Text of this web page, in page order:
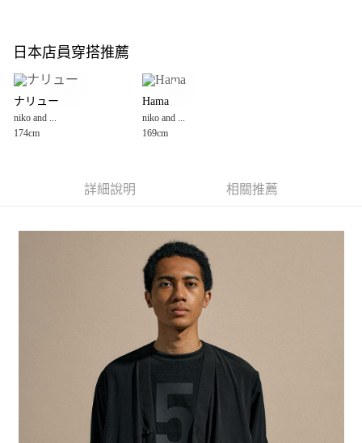
全盈+PAY
大哥付你分期
【大哥付你分期使用說明】
1.本服務由台灣大哥大提供，台灣大哥大用戶可立即使用無須另外申請。
2.付款方式選擇「大哥付你分期」，訂單成立後會自動跳轉到大哥付的交易
3.實際核准額度、可分期數及費用金額請依後續交易確認頁面所載為準。
4.訂單成立30分鐘內，如未前往確認交易或遇審核未通過，訂單將自動取
1.分期款項不併入電信帳單，「大哥付你分期」於每月結算日後寄送繳費提
2.透過簡訊連結打開帳單後，可選擇「超商條碼／台灣大直營門市／銀行轉
帳／街口支付／iPASS MONEY」等通路繳費。
1.本服務係由「台灣大哥大股份有限公司」（以下簡稱本公司）所提供，讓
用戶於交易時，得透過本服務購買商品或服務，並由商店將買賣／分期付款
買賣價金債權讓與本公司後，依約使用本公司帳單繳交帳款。
2.基於同意付款使用「大哥付你分期」之契約關係目的，商店將以您的個人
資料（包含姓名、電話或地址）提供予台灣大哥大進項蒐集、處理及利用，
由本公司與您本人進行分期帳單所需資料之確認、核對及更正。
3.完整用戶服務條款，請詳閱以下連結： https://oppay.tw/userRule
AFTEE先享後付
３．安心：先確認商品／服務後，再付款。
【「AFTEE先享後付」結帳流程】
１．於結帳方式選擇「AFTEE先享後付」後，將跳轉至「AFTEE先享後付」
結帳頁面，進行簡訊認證並確認金額後，即可完成結帳。
２．訂單成立數日內，您將收到繳費通知簡訊。
３．收到繳費通知簡訊後14天內，點擊此簡訊中的連結，可透過四大超商／
ATM／網路銀行／等多元方式進行付款，方視為交易完成。
※ 請注意：結帳手續完成當下不需立刻繳費，但若您需要取消訂單，請聯絡
購買商品的店家。未經商家同意取消之訂單仍視為有效，需透過AFTEE先享
後付繳納相關費用。
※ 交易是否成功請以「AFTEE先享後付 」之結帳頁面顯示為準，若有關於
是否繳費成功／繳費後需取消欲退款等相關疑問，請聯繫「AFTEE先享後付
https://netprotections.freshdesk.com/support/home
每筆NT$80，滿NT$1,500(含以上)免運費
每筆NT$80，滿NT$1,500(含以上)免運費
每筆NT$80，滿NT$1,500(含以上)免運費
每筆NT$80，滿NT$1,500(含以上)免運費
每筆NT$80，滿NT$1,500(含以上)免運費
日本店員穿搭推薦
ナリュー
niko and ...
174cm
Hama
niko and ...
169cm
詳細說明 相關推薦